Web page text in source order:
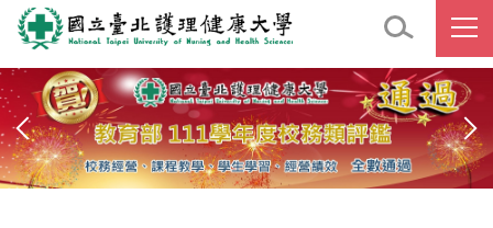
跳
到
主
要
內
容
區